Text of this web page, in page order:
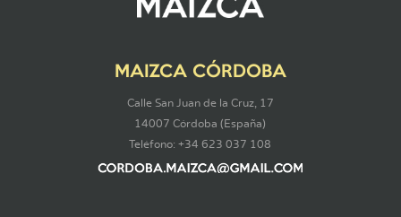
MAIZCA CÓRDOBA
Calle San Juan de la Cruz, 17
14007 Córdoba (España)
Teléfono: +34 623 037 108